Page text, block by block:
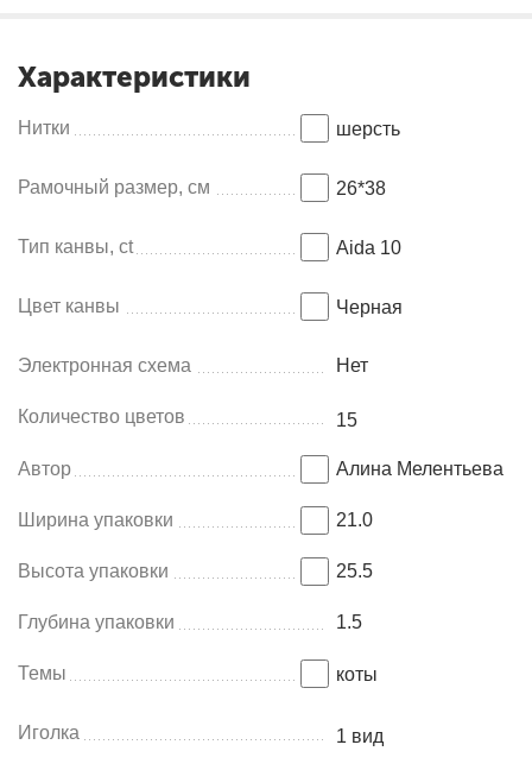
Характеристики
Нитки шерсть
Рамочный размер, см 26*38
Тип канвы, ct Aida 10
Цвет канвы Черная
Электронная схема Нет
Количество цветов 15
Автор Алина Мелентьева
Ширина упаковки 21.0
Высота упаковки 25.5
Глубина упаковки 1.5
Темы коты
Иголка 1 вид